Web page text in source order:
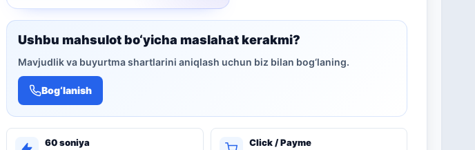
Ushbu mahsulot bo‘yicha maslahat kerakmi?
Mavjudlik va buyurtma shartlarini aniqlash uchun biz bilan bog‘laning.
Bog‘lanish
60 soniya Click / Payme